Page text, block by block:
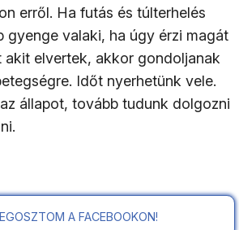
erről. Ha futás és túlterhelés
gyenge valaki, ha úgy érzi magát
akit elvertek, akkor gondoljanak
Időt nyerhetünk vele.
állapot, tovább tudunk dolgozni
A FACEBOOKON!